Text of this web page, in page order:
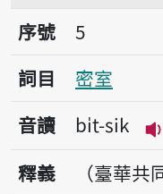
序號5密室
序號
5
詞目
密室
音讀
bi̍t-sik
釋義
（臺華共